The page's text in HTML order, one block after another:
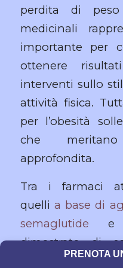
perdita di peso
medicinali
importante per
ottenere
interventi sullo
attività fisica.
per l’obesità
che
approfondita.
Tra i farmaci
quelli a base di
semaglutide
dimostrato di
efficaci nel
PRENOTA